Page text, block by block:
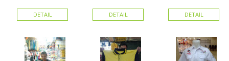
DETAIL
Calon Bupati &
Wakil Bupati
Kepulauan
DETAIL
BAHAN PE
DOUBLE
DETAIL